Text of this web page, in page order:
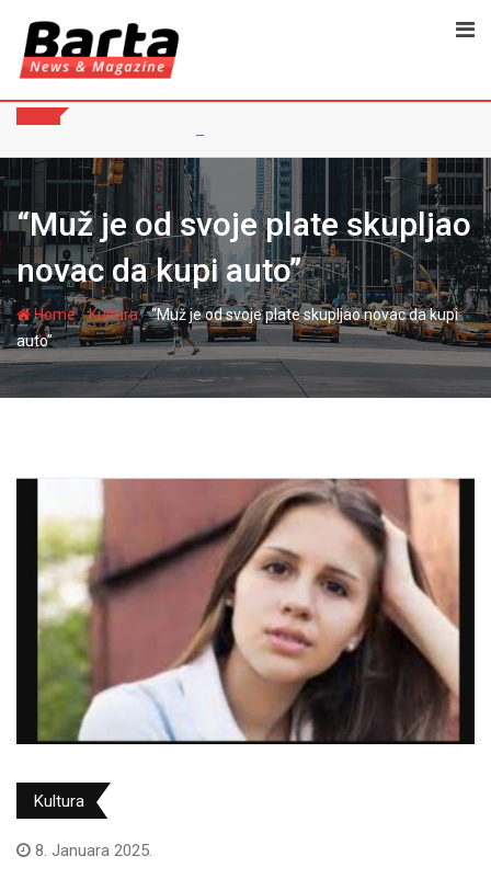
content
“Muž je od svoje plate skupljao
novac da kupi auto”
Home-Kultura-“Muž je od svoje plate skupljao novac da kupi
auto”
Kultura
8. Januara 2025.